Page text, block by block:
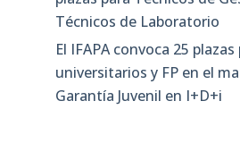
Técnicos de Laboratorio
El IFAPA convoca 25
universitarios y FP en el
Garantía Juvenil en I+D+i